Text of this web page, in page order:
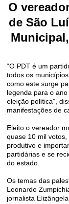
O
de São
“O PDT é um
todos os
como este surge
legenda para o
eleição política”,
manifestações de
Eleito o vereador
quase 10 mil
produtivo e
partidárias e se
do estado.
Os temas das
Leonardo
jornalista